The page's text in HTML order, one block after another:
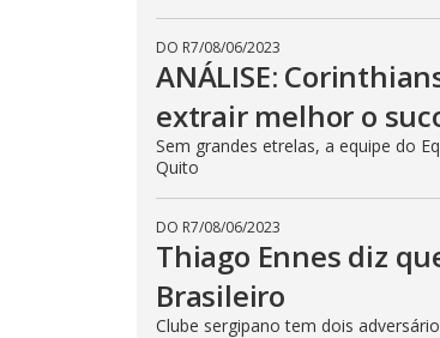
DO R7/08/06/2023
ANÁLISE:
extrair melhor o
Sem grandes etrelas, a equipe do
Quito
DO R7/08/06/2023
Thiago Ennes diz
Brasileiro
Clube sergipano tem dois